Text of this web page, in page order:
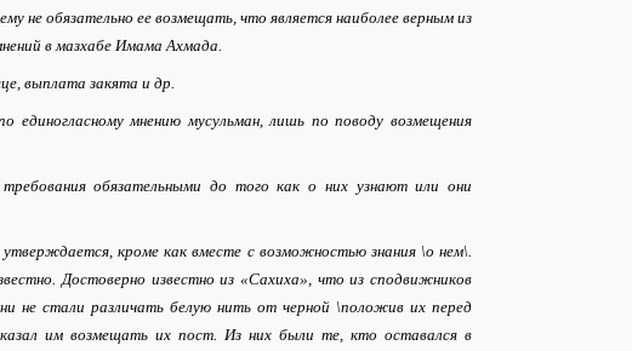
не обязательно ее возмещать, что является наиболее верным из
в мазхабе Имама Ахмада.
выплата закята и др.
единогласному мнению мусульман, лишь по поводу возмещения
обязательными до того как о них узнают или они
кроме как вместе с возможностью знания \о нем\.
Достоверно известно из «Сахиха», что из сподвижников
не стали различать белую нить от черной \положив их перед
им возмещать их пост. Из них были те, кто оставался в